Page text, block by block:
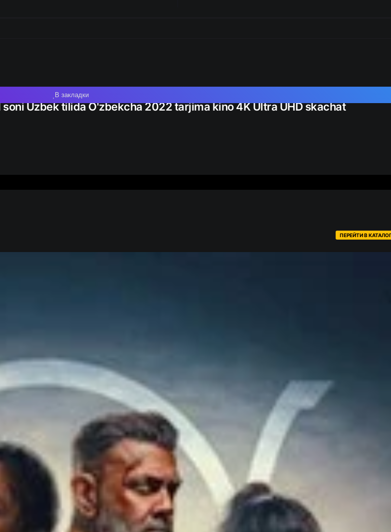
В закладки
Uzbek tilida O'zbekcha 2022 tarjima kino 4K Ultra UHD skachat
ПЕРЕЙТИ В